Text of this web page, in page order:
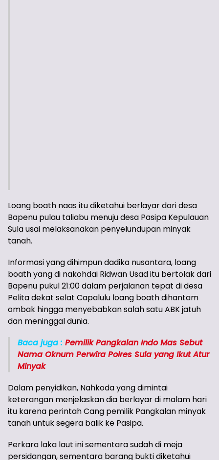
Loang boath naas itu diketahui berlayar dari desa
Bapenu pulau taliabu menuju desa Pasipa Kepulauan
Sula usai melaksanakan penyelundupan minyak
tanah.
Informasi yang dihimpun dadika nusantara, loang
boath yang di nakohdai Ridwan Usad itu bertolak dari
Bapenu pukul 21:00 dalam perjalanan tepat di desa
Pelita dekat selat Capalulu loang boath dihantam
ombak hingga menyebabkan salah satu ABK jatuh
dan meninggal dunia.
Baca juga : Pemilik Pangkalan Indo Mas Sebut
Nama Oknum Perwira Polres Sula yang Ikut Atur
Minyak
Dalam penyidikan, Nahkoda yang dimintai
keterangan menjelaskan dia berlayar di malam hari
itu karena perintah Cang pemilik Pangkalan minyak
tanah untuk segera balik ke Pasipa.
Perkara laka laut ini sementara sudah di meja
persidangan, sementara barang bukti diketahui